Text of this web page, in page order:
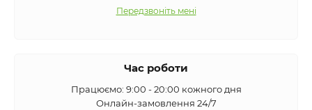
Передзвоніть мені
Час роботи
Працюємо: 9:00 - 20:00 кожного дня
Онлайн-замовлення 24/7